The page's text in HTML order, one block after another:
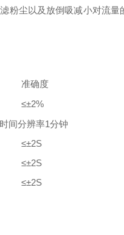
粉尘以及放倒吸减小对流
准确度
≤±2%
间分辨率1分钟
≤±2S
≤±2S
≤±2S